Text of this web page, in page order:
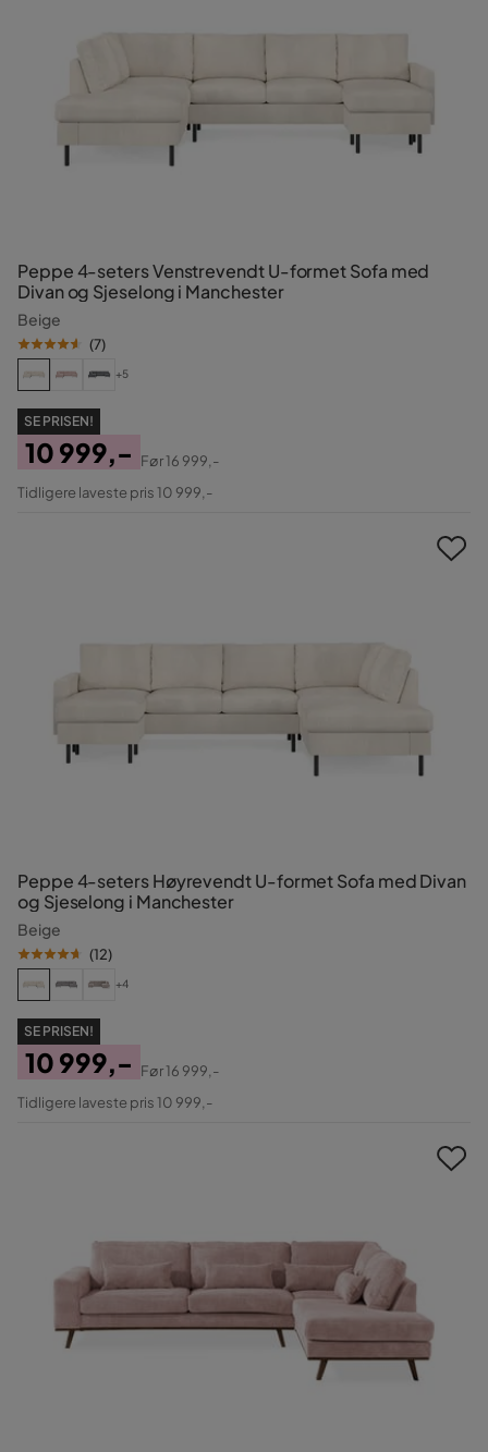
Peppe 4-seters Venstrevendt U-formet Sofa med
Divan og Sjeselong i Manchester
Beige
(7)
+5
SE PRISEN!
Pris
10 999,-
Original
Før16 999,-
Tidligere laveste pris 10 999,-
Peppe 4-seters Høyrevendt U-formet Sofa med Divan
og Sjeselong i Manchester
Beige
(12)
+4
SE PRISEN!
Pris
10 999,-
Original
Før16 999,-
Tidligere laveste pris 10 999,-